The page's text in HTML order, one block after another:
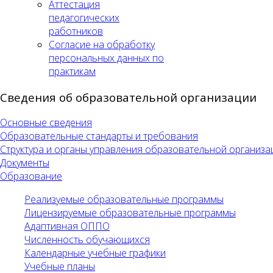
Аттестация
педагогических
работников
Согласие на обработку
персональных данных по
практикам
Сведения об образовательной организации
Основные сведения
Образовательные стандарты и требования
Структура и органы управления образовательной
Документы
Образование
Реализуемые образовательные программы
Лицензируемые образовательные программы
Адаптивная ОППО
Численность обучающихся
Календарные учебные графики
Учебные планы